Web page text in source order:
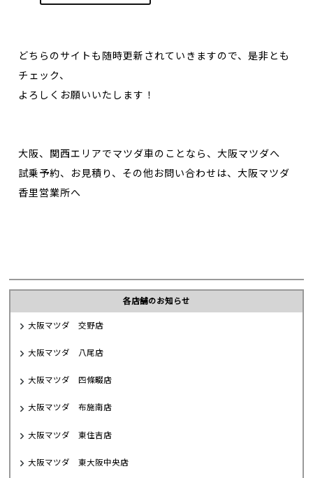
どちらのサイトも随時更新されていきますので、是非とも
チェック、
よろしくお願いいたします！
大阪、関西エリアでマツダ車のことなら、大阪マツダへ
試乗予約、お見積り、その他お問い合わせは、大阪マツダ
香里営業所へ
各店舗のお知らせ
大阪マツダ 交野店
大阪マツダ 八尾店
大阪マツダ 四條畷店
大阪マツダ 布施南店
大阪マツダ 東住吉店
大阪マツダ 東大阪中央店